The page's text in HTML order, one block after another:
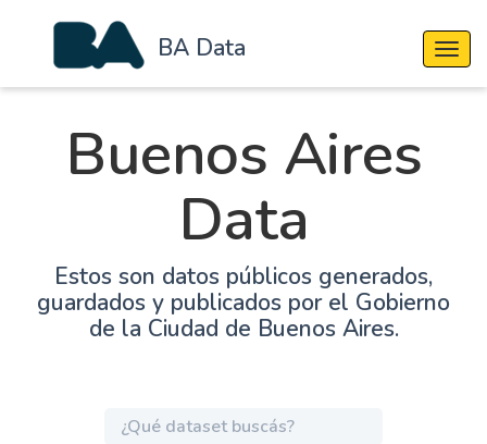
BA Data
Buenos Aires
Data
Estos son datos públicos generados,
guardados y publicados por el Gobierno
de la Ciudad de Buenos Aires.